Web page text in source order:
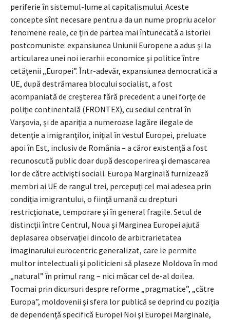
periferie în sistemul-lume al capitalismului. Aceste
concepte sînt necesare pentru a da un nume propriu acelor
fenomene reale, ce ţin de partea mai întunecată a istoriei
postcomuniste: expansiunea Uniunii Europene a adus şi la
articularea unei noi ierarhii economice şi politice între
cetăţenii „Europei”. Într-adevăr, expansiunea democratică a
UE, după destrămarea blocului socialist, a fost
acompaniată de creşterea fără precedent a unei forţe de
poliţie continentală (FRONTEX), cu sediul central în
Varşovia, şi de apariţia a numeroase lagăre ilegale de
detenţie a imigranţilor, iniţial în vestul Europei, preluate
apoi în Est, inclusiv de România – a căror existenţă a fost
recunoscută public doar după descoperirea şi demascarea
lor de către activişti sociali. Europa Marginală furnizează
membri ai UE de rangul trei, percepuţi cel mai adesea prin
condiţia imigrantului, o fiinţă umană cu drepturi
restricţionate, temporare şi în general fragile. Setul de
distincţii între Centrul, Noua şi Marginea Europei ajută
deplasarea observaţiei dincolo de arbitrarietatea
imaginarului eurocentric generalizat, care le permite
multor intelectuali şi politicieni să plaseze Moldova în mod
„natural” în primul rang – nici măcar cel de-al doilea.
Tocmai prin dicursuri despre reforme „pragmatice”, „către
Europa”, moldovenii şi sfera lor publică se deprind cu poziţia
de dependenţă specifică Europei Noi şi Europei Marginale,